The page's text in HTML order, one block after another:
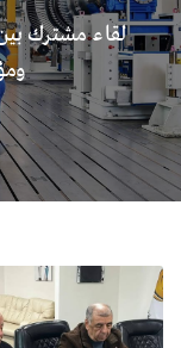
لقاء مشترك